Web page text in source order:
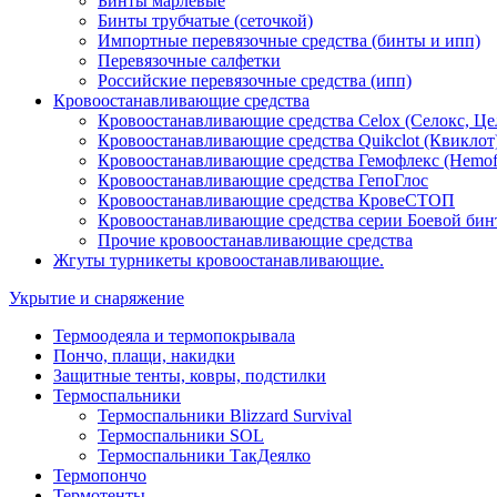
Бинты трубчатые (сеточкой)
Импортные перевязочные средства (бинты и ипп)
Перевязочные салфетки
Российские перевязочные средства (ипп)
Кровоостанавливающие средства
Кровоостанавливающие средства Celox (Селокс,
Кровоостанавливающие средства Quikclot
Кровоостанавливающие средства Гемофлекс
Кровоостанавливающие средства ГепоГлос
Кровоостанавливающие средства КровеСТОП
Кровоостанавливающие средства серии Боевой
Прочие кровоостанавливающие средства
Жгуты турникеты кровоостанавливающие.
Укрытие и снаряжение
Термоодеяла и термопокрывала
Пончо, плащи, накидки
Защитные тенты, ковры, подстилки
Термоспальники
Термоспальники Blizzard Survival
Термоспальники SOL
Термоспальники ТакДеялко
Термопончо